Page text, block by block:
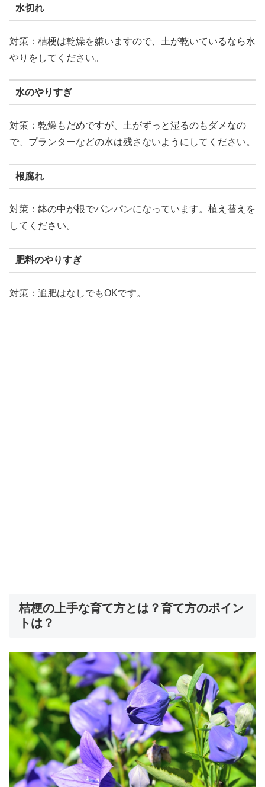
水切れ
対策：桔梗は乾燥を嫌いますので、土が乾いているなら水
やりをしてください。
水のやりすぎ
対策：乾燥もだめですが、土がずっと湿るのもダメなの
で、プランターなどの水は残さないようにしてください。
根腐れ
対策：鉢の中が根でパンパンになっています。植え替えを
してください。
肥料のやりすぎ
対策：追肥はなしでもOKです。
桔梗の上手な育て方とは？育て方のポイン
トは？